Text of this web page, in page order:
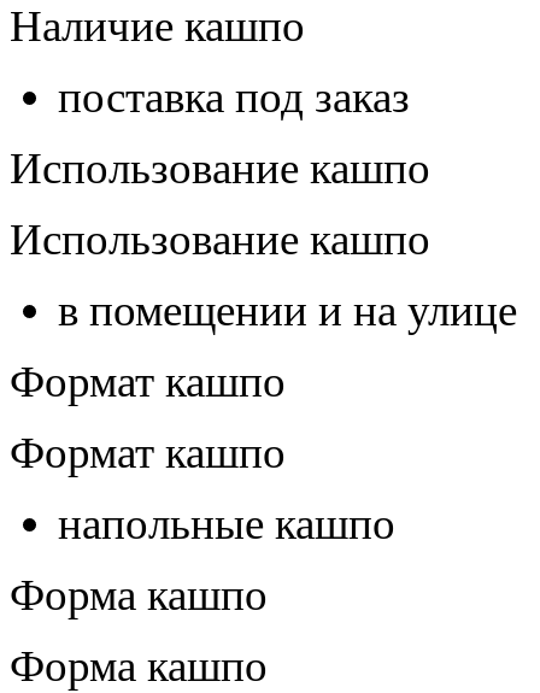
Наличие кашпо
поставка под заказ
Использование кашпо
Использование кашпо
в помещении и на улице
Формат кашпо
Формат кашпо
напольные кашпо
Форма кашпо
Форма кашпо